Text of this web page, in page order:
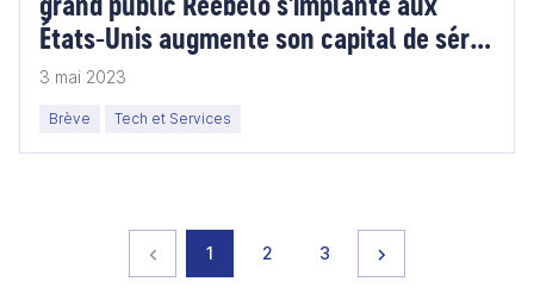
États-Unis augmente son capital de série
A
3 mai 2023
Brève Tech et Services
Page précédente
page
1 page
2 page
3